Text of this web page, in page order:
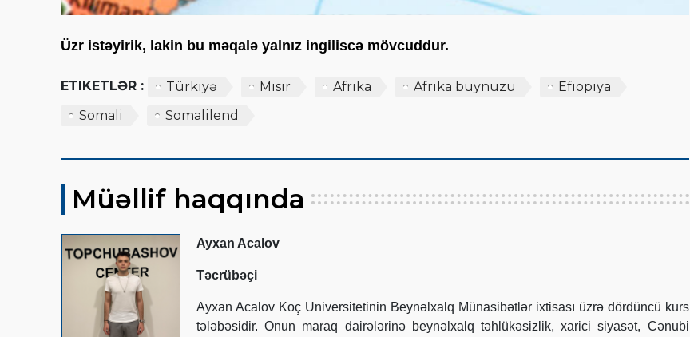
Üzr istəyirik, lakin bu məqalə yalnız ingiliscə mövcuddur.
ETIKETLƏR : Türkiyə Misir Afrika Afrika buynuzu
Efiopiya
Somali
Somalilend
Müəllif haqqında
Ayxan Acalov
Təcrübəçi
Ayxan Acalov Koç Universitetinin Beynəlxalq Münasibətlər ixtisası üzrə dördüncü kurs
tələbəsidir. Onun maraq dairələrinə beynəlxalq təhlükəsizlik, xarici siyasət, Cənubi